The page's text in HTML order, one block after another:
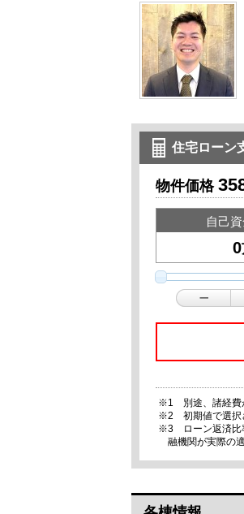
住宅ローン
物件価格
自己
※1 別途、諸経費
※2 初期値で選択
※3 ローン返済比
融機関が実際の